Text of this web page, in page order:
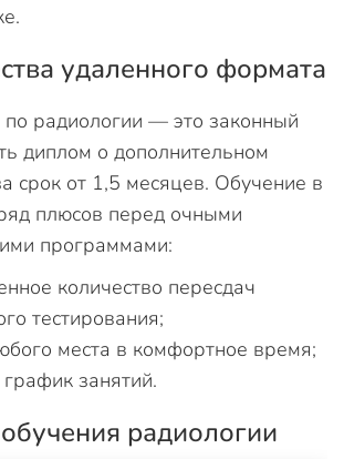
удаленного формата
радиологии — это законный
диплом о дополнительном
срок от 1,5 месяцев. Обучение в
плюсов перед очными
программами:
количество пересдач
тестирования;
места в комфортное время;
занятий.
радиологии